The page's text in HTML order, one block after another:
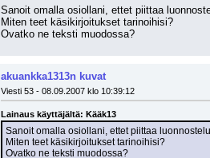
Sanoit omalla osiollani, ettet piittaa
Miten teet käsikirjoitukset tarinoihisi?
Ovatko ne teksti muodossa?
akuankka1313n kuvat
Viesti 53 - 08.09.2007 klo 10:39:12
Lainaus käyttäjältä: Kääk13
Sanoit omalla osiollani, ettet piittaa
Miten teet käsikirjoitukset tarinoihisi?
Ovatko ne teksti muodossa?